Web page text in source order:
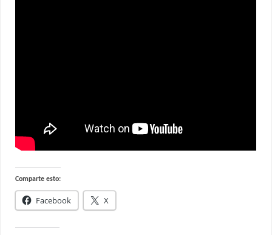
Comparte esto:
Facebook X